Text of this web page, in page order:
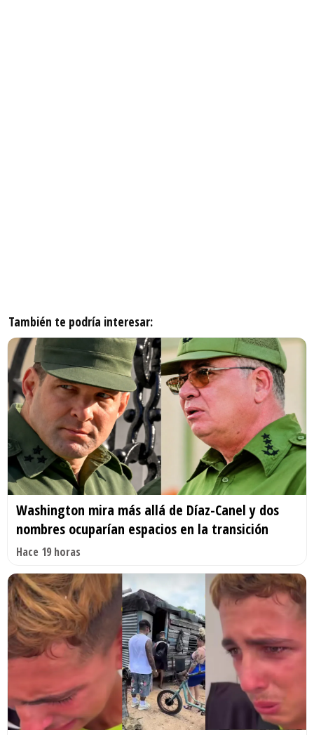
También te podría interesar:
Washington mira más allá de Díaz-Canel y dos
nombres ocuparían espacios en la transición
Hace 19 horas